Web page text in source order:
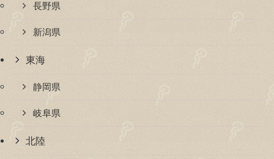
長野県
新潟県
東海
静岡県
岐阜県
北陸